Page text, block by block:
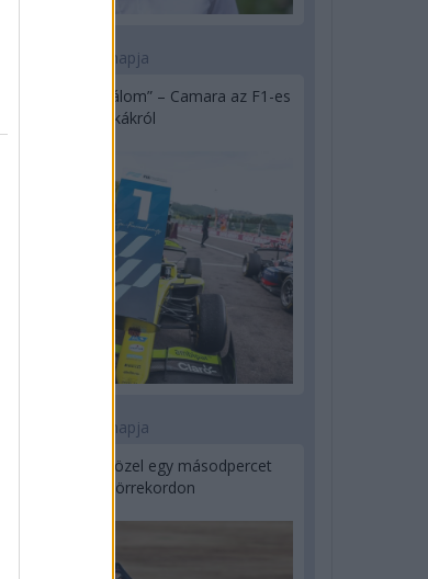
1 napja
hogy közel az álom” – Camara az F1-es
pletykákról
1 napja
Bezzecchi közel egy másodpercet
javított a körrekordon